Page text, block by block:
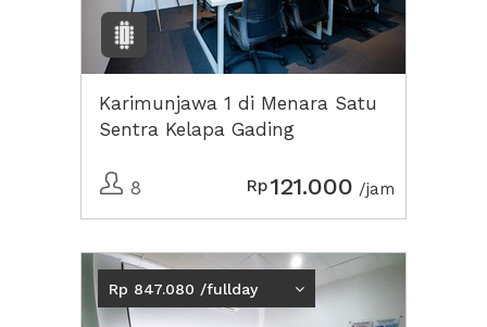
Karimunjawa 1 di Menara Satu
Sentra Kelapa Gading
8 Rp121.000 /jam
Previous
Rp 847.080 /fullday